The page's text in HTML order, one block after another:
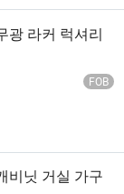
광 라커 럭셔리
FOB
비닛 거실 가구